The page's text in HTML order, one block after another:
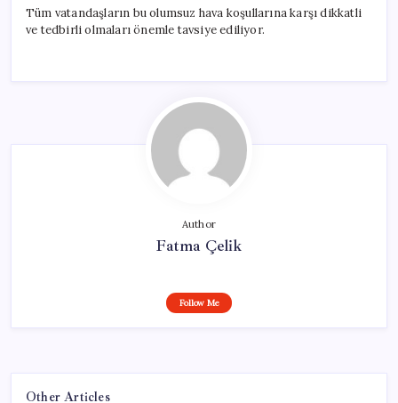
Tüm vatandaşların bu olumsuz hava koşullarına karşı dikkatli
ve tedbirli olmaları önemle tavsiye ediliyor.
Author
Fatma Çelik
Follow Me
Other Articles